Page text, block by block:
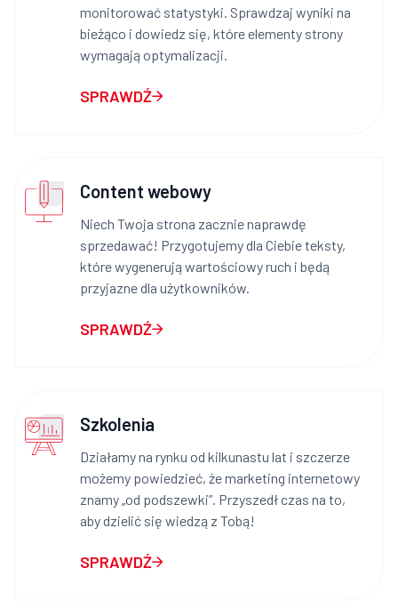
monitorować statystyki. Sprawdzaj wyniki na
bieżąco i dowiedz się, które elementy strony
wymagają optymalizacji.
SPRAWDŹ
Content webowy
Niech Twoja strona zacznie naprawdę
sprzedawać! Przygotujemy dla Ciebie teksty,
które wygenerują wartościowy ruch i będą
przyjazne dla użytkowników.
SPRAWDŹ
Szkolenia
Działamy na rynku od kilkunastu lat i szczerze
możemy powiedzieć, że marketing internetowy
znamy „od podszewki”. Przyszedł czas na to,
aby dzielić się wiedzą z Tobą!
SPRAWDŹ